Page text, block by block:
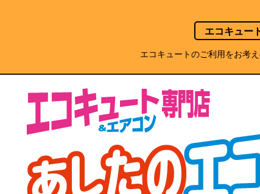
エコキュー
エコキュートのご利用をお考